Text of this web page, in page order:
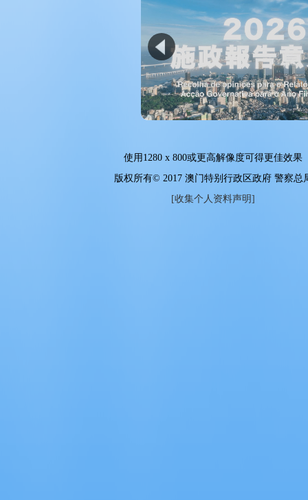
使用 1280 x 800或更高解像度可得更佳效果
版权所有© 2017 澳门特别行政区政府 警察总
[收集个人资料声明]